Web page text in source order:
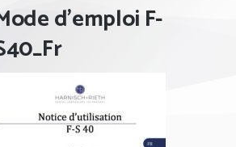
d’emploi F-